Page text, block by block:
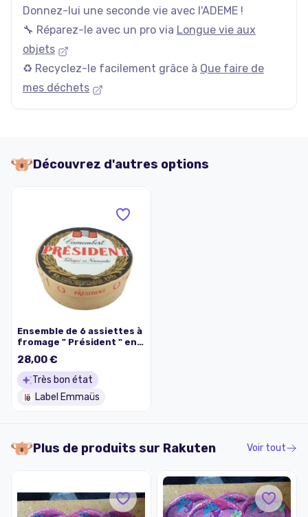
Donnez-lui une seconde vie avec l'ADEME !
🔧 Réparez-le avec un pro via Longue vie aux
objets
♻️ Recyclez-le facilement grâce à Que faire de
mes déchets
Découvrez d'autres options
Ensemble de 6 assiettes à
fromage " Président " en
porcelaine de Limoges
Yves Deshoulières dans
leurs boite en carton
28,00 €
Très bon état
Label Emmaüs
Plus de produits sur Rakuten Voir tout